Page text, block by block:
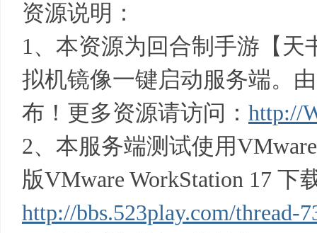
资源说明：
1、本资源为回合制手游【天
拟机镜像一键启动服务端。
布！更多资源请访问： http://
2、本服务端测试使用
版VMware WorkStation 17 下
http://bbs.523play.com/thread-